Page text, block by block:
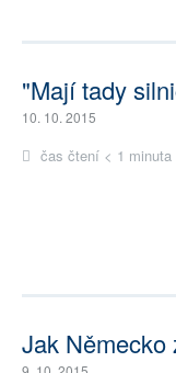
"Mají tady
10. 10. 2015
čas čtení < 1 minuta
Jak